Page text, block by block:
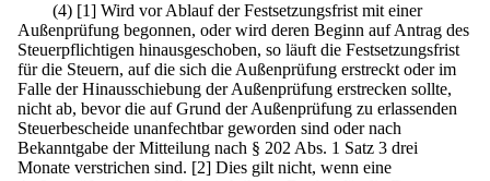
(4) [1] Wird vor Ablauf der Festsetzungsfrist mit einer
Außenprüfung begonnen, oder wird deren Beginn auf Antrag des
Steuerpflichtigen hinausgeschoben, so läuft die Festsetzungsfrist
für die Steuern, auf die sich die Außenprüfung erstreckt oder im
Falle der Hinausschiebung der Außenprüfung erstrecken sollte,
nicht ab, bevor die auf Grund der Außenprüfung zu erlassenden
Steuerbescheide unanfechtbar geworden sind oder nach
Bekanntgabe der Mitteilung nach § 202 Abs. 1 Satz 3 drei
Monate verstrichen sind. [2] Dies gilt nicht, wenn eine